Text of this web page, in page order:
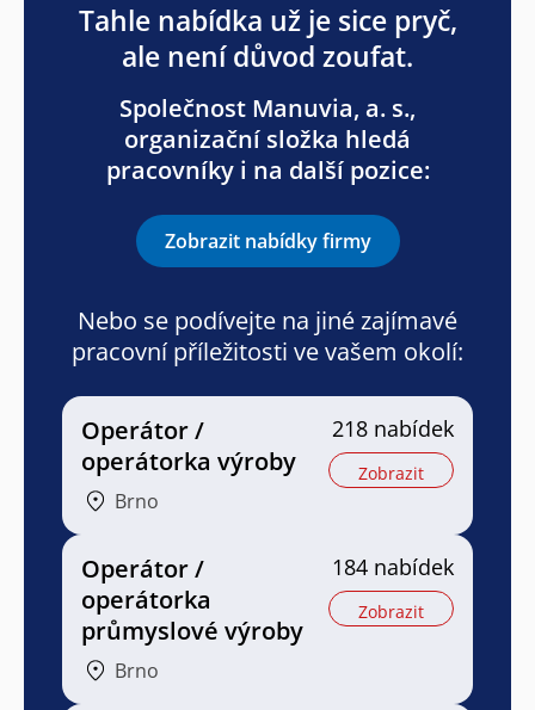
Tahle nabídka už je sice pryč,
ale není důvod zoufat.
Společnost Manuvia, a. s.,
organizační složka hledá
pracovníky i na další pozice:
Zobrazit nabídky firmy
Nebo se podívejte na jiné zajímavé
pracovní příležitosti ve vašem okolí:
Operátor /
operátorka výroby
Brno
218 nabídek
Zobrazit
Operátor /
operátorka
průmyslové výroby
Brno
184 nabídek
Zobrazit